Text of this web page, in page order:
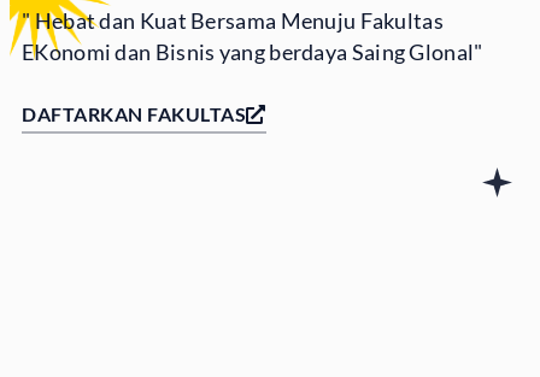
" Hebat dan Kuat Bersama Menuju Fakultas
EKonomi dan Bisnis yang berdaya Saing Glonal"
DAFTARKAN FAKULTAS